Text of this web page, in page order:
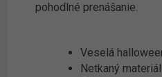
pohodlné prenášanie.
Veselá
Netkaný materiál